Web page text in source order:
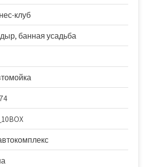
клуб
банная усадьба